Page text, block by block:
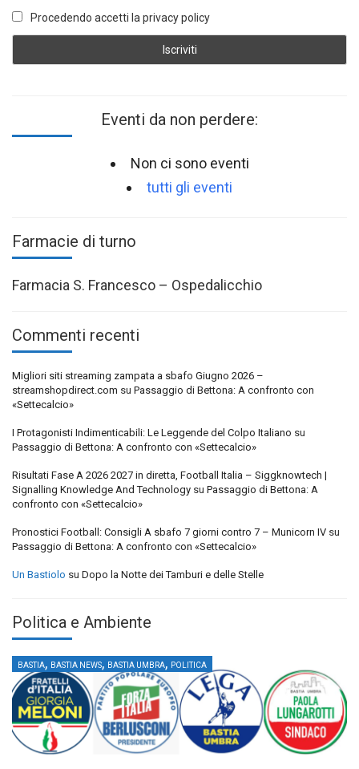
Procedendo accetti la privacy policy
Eventi da non perdere:
Non ci sono eventi
tutti gli eventi
Farmacie di turno
Farmacia S. Francesco – Ospedalicchio
Commenti recenti
Migliori siti streaming zampata a sbafo Giugno 2026 –
streamshopdirect.com su Passaggio di Bettona: A confronto con
«Settecalcio»
I Protagonisti Indimenticabili: Le Leggende del Colpo Italiano su
Passaggio di Bettona: A confronto con «Settecalcio»
Risultati Fase A 2026 2027 in diretta, Football Italia – Siggknowtech |
Signalling Knowledge And Technology su Passaggio di Bettona: A
confronto con «Settecalcio»
Pronostici Football: Consigli A sbafo 7 giorni contro 7 – Municorn IV su
Passaggio di Bettona: A confronto con «Settecalcio»
Un Bastiolo su Dopo la Notte dei Tamburi e delle Stelle
Politica e Ambiente
BASTIA, BASTIA NEWS, BASTIA UMBRA, POLITICA